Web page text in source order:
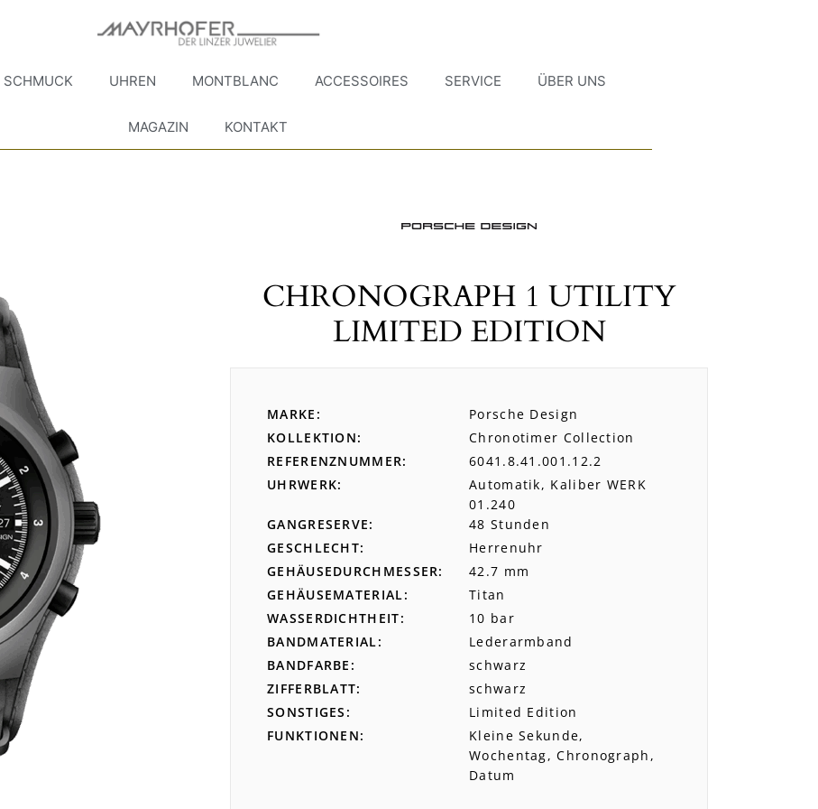
SCHMUCK UHREN MONTBLANC ACCESSOIRES SERVICE ÜBER UNS
MAGAZIN KONTAKT
CHRONOGRAPH 1 UTILITY
LIMITED EDITION
MARKE
Porsche Design
KOLLEKTION
Chronotimer Collection
REFERENZNUMMER
6041.8.41.001.12.2
UHRWERK
Automatik, Kaliber WERK
01.240
GANGRESERVE
48 Stunden
GESCHLECHT
Herrenuhr
GEHÄUSEDURCHMESSER
42.7 mm
GEHÄUSEMATERIAL
Titan
WASSERDICHTHEIT
10 bar
BANDMATERIAL
Lederarmband
BANDFARBE
schwarz
ZIFFERBLATT
schwarz
SONSTIGES
Limited Edition
FUNKTIONEN
Kleine Sekunde,
Wochentag, Chronograph,
Datum